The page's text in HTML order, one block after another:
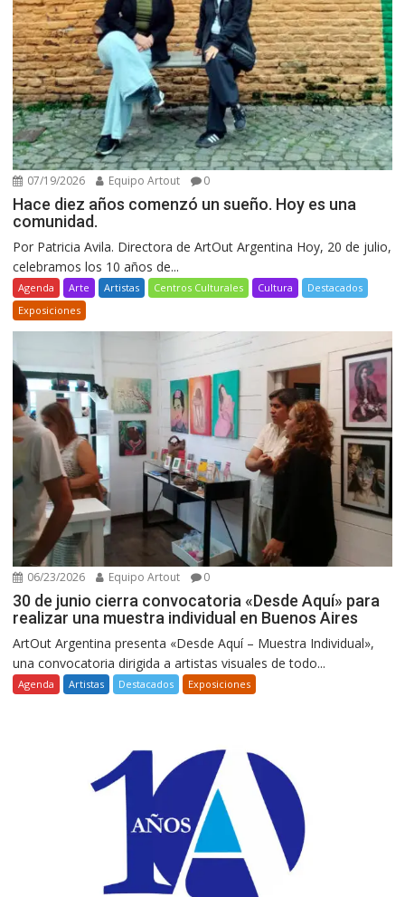
07/19/2026 Equipo Artout 0
Hace diez años comenzó un sueño. Hoy es una
comunidad.
Por Patricia Avila. Directora de ArtOut Argentina Hoy, 20 de julio,
celebramos los 10 años de...
Agenda Arte Artistas Centros Culturales Cultura
Destacados
Exposiciones
06/23/2026 Equipo Artout 0
30 de junio cierra convocatoria «Desde Aquí» para
realizar una muestra individual en Buenos Aires
ArtOut Argentina presenta «Desde Aquí – Muestra Individual»,
una convocatoria dirigida a artistas visuales de todo...
Agenda Artistas Destacados Exposiciones